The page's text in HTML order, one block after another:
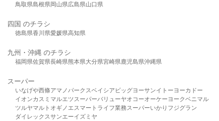
鳥取県島根県岡山県広島県山口県
四国 のチラシ
徳島県香川県愛媛県高知県
九州・沖縄 のチラシ
福岡県佐賀県長崎県熊本県大分県宮崎県鹿児島県沖縄県
スーパー
いなげや西條アマノパークスベイシア ビッグヨーサンイトーヨーカドー
イオンカスミ マルエツスーパーバリューヤオコーオーケー ヨークベニマル
ツルヤマルト オギノ エスマート ライフ業務スーパーいかり フジグラン
ダイレックスサンエーイズミヤ